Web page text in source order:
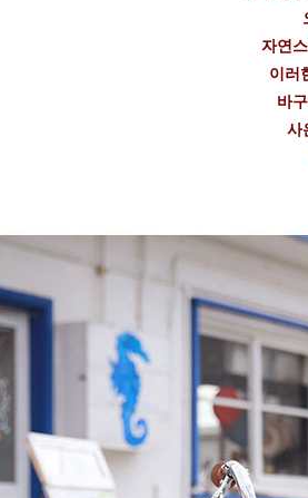
자연
이러
바
사